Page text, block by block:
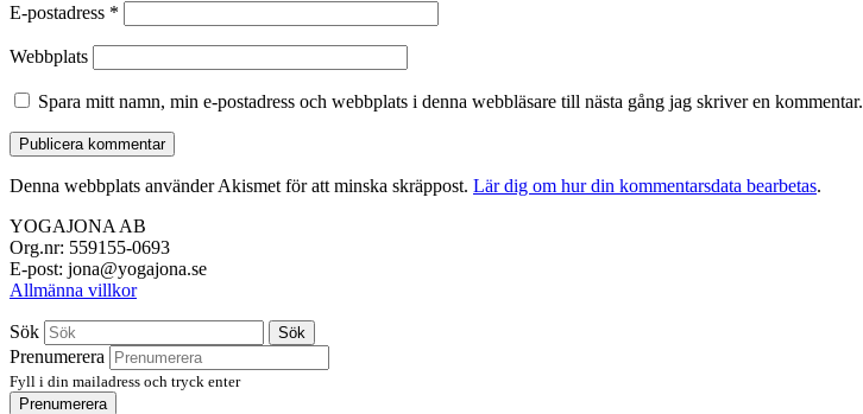
E-postadress *
Webbplats
Spara mitt namn, min e-postadress och webbplats i denna webbläsare till nästa gång jag skriver en kommentar.
Denna webbplats använder Akismet för att minska skräppost. Lär dig om hur din kommentarsdata bearbetas.
YOGAJONA AB
Org.nr: 559155-0693
E-post: jona@yogajona.se
Allmänna villkor
Sök Sök
Prenumerera
Fyll i din mailadress och tryck enter
Prenumerera